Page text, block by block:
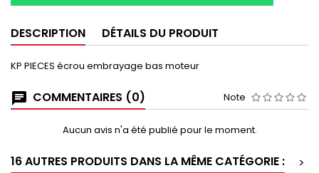
DESCRIPTION DÉTAILS DU PRODUIT
KP PIECES écrou embrayage bas moteur
COMMENTAIRES (0) Note
Aucun avis n'a été publié pour le moment.
16 AUTRES PRODUITS DANS LA MÊME CATÉGORIE :
>